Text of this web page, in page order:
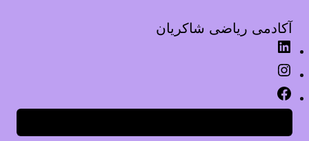
آکادمی ریاضی شاکریان